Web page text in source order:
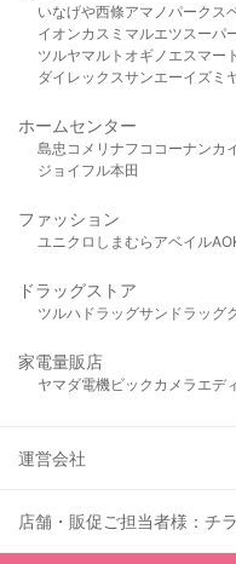
いなげや西條アマノパークス
イオンカスミ マルエツスーパ
ツルヤマルト オギノ エスマート
ダイレックスサンエーイズミ
ホームセンター
島忠 コメリ ナフコ コーナンカ
ジョイフル本田
ファッション
ユニクロ しまむら アベイル
ドラッグストア
ツルハドラッグサンドラッグ
家電量販店
ヤマダ電機ビックカメラ エデ
運営会社
店舗・販促ご担当者様：チ